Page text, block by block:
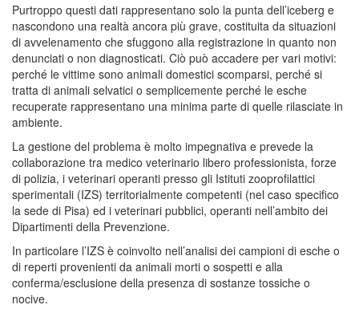
Purtroppo questi dati rappresentano solo la punta dell’iceberg e
nascondono una realtà ancora più grave, costituita da situazioni
di avvelenamento che sfuggono alla registrazione in quanto non
denunciati o non diagnosticati. Ciò può accadere per vari motivi:
perché le vittime sono animali domestici scomparsi, perché si
tratta di animali selvatici o semplicemente perché le esche
recuperate rappresentano una minima parte di quelle rilasciate in
ambiente.
La gestione del problema è molto impegnativa e prevede la
collaborazione tra medico veterinario libero professionista, forze
di polizia, i veterinari operanti presso gli Istituti zooprofilattici
sperimentali (IZS) territorialmente competenti (nel caso specifico
la sede di Pisa) ed i veterinari pubblici, operanti nell’ambito dei
Dipartimenti della Prevenzione.
In particolare l’IZS è coinvolto nell’analisi dei campioni di esche o
di reperti provenienti da animali morti o sospetti e alla
conferma/esclusione della presenza di sostanze tossiche o
nocive.